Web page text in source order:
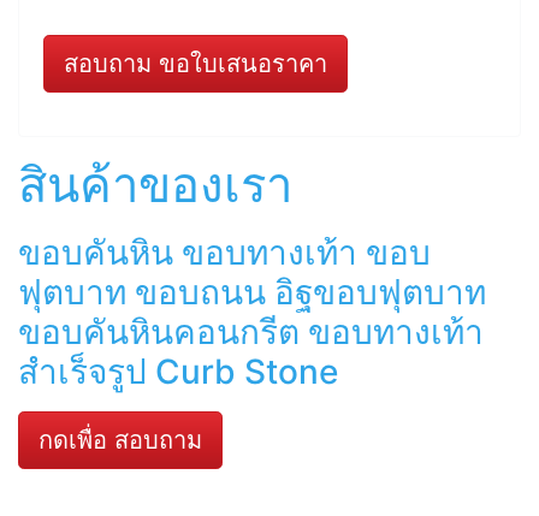
สอบถาม ขอใบเสนอราคา
สินค้าของเรา
ขอบคันหิน ขอบทางเท้า ขอบ
ฟุตบาท ขอบถนน อิฐขอบฟุตบาท
ขอบคันหินคอนกรีต ขอบทางเท้า
สำเร็จรูป Curb Stone
กดเพื่อ สอบถาม